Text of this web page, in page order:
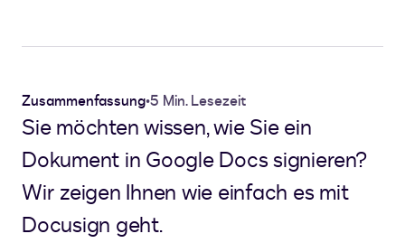
Zusammenfassung•5 Min. Lesezeit
Sie möchten wissen, wie Sie ein
Dokument in Google Docs signieren?
Wir zeigen Ihnen wie einfach es mit
Docusign geht.